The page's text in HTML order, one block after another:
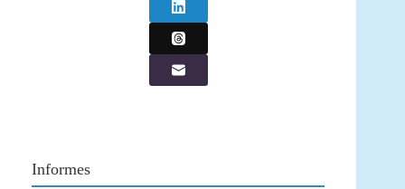
Informes